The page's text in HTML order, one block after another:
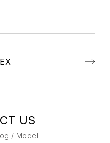
US
/ Model